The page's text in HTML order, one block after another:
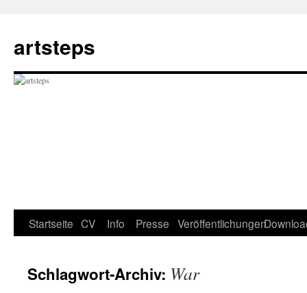
springen
artsteps
Startseite CV Info Presse Veröffentlichungen
Schlagwort-Archiv: War